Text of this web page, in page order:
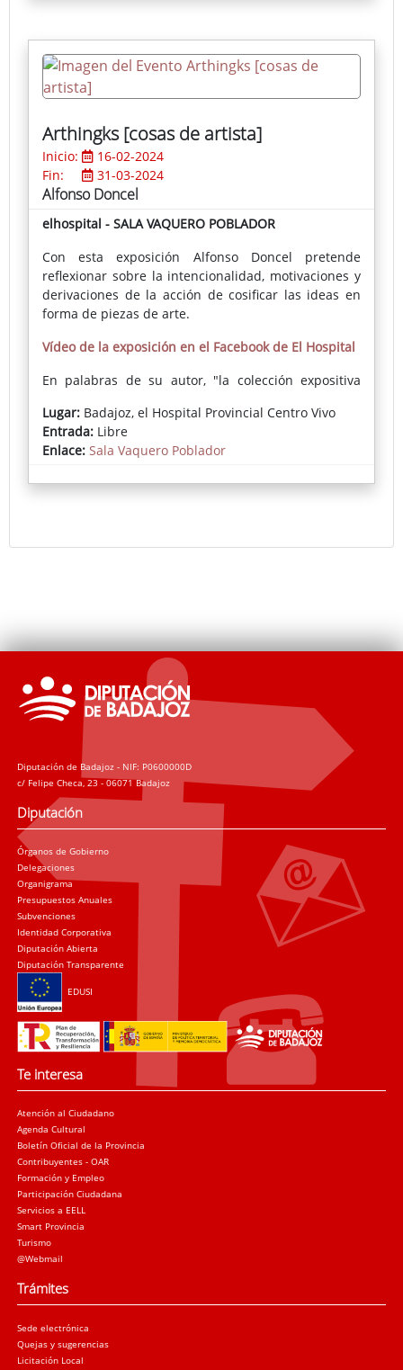
Arthingks [cosas de artista]
Inicio:
16-02-2024
Fin:
31-03-2024
Alfonso Doncel
elhospital - SALA VAQUERO POBLADOR
Con esta exposición Alfonso Doncel pretende
reflexionar sobre la intencionalidad, motivaciones y
derivaciones de la acción de cosificar las ideas en
forma de piezas de arte.
Vídeo de la exposición en el Facebook de El Hospital
En palabras de su autor, "la colección expositiva
del artista como realizador de obras plásticas. [...]
Pretendo explorar de forma genérica, bajo la
denominación ARTHINGKS [cosas de artista], las
comunicativas del quehacer del artista (del mío y
sea, una determinada visión del mundo, que ocurre
Lugar: Badajoz, el Hospital Provincial Centro Vivo
Entrada: Libre
Enlace: Sala Vaquero Poblador
Diputación de Badajoz - NIF: P0600000D
c/ Felipe Checa, 23 - 06071 Badajoz
Diputación
Órganos de Gobierno
Delegaciones
Organigrama
Presupuestos Anuales
Subvenciones
Identidad Corporativa
Diputación Abierta
Diputación Transparente
EDUSI
Te interesa
Atención al Ciudadano
Agenda Cultural
Boletín Oficial de la Provincia
Contribuyentes - OAR
Formación y Empleo
Participación Ciudadana
Servicios a EELL
Smart Provincia
Turismo
@Webmail
Trámites
Sede electrónica
Quejas y sugerencias
Licitación Local